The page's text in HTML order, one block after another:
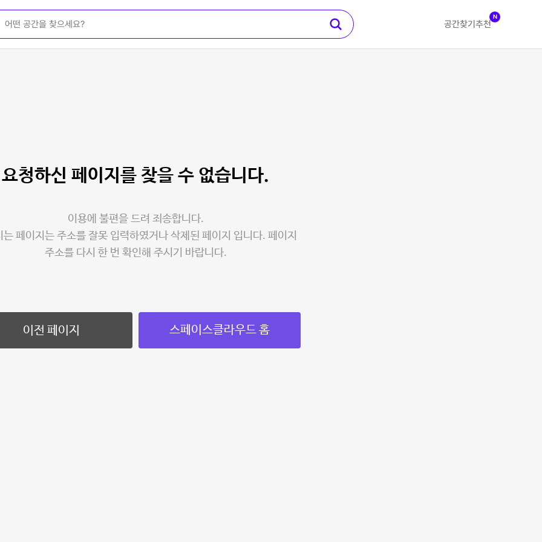
공간찾기 추천
N
요청하신 페이지를 찾을 수 없습니다.
이용에 불편을 드려 죄송합니다.
는 페이지는 주소를 잘못 입력하였거나 삭제된 페이지 입니다. 페이지
주소를 다시 한 번 확인해 주시기 바랍니다.
이전 페이지 스페이스클라우드 홈